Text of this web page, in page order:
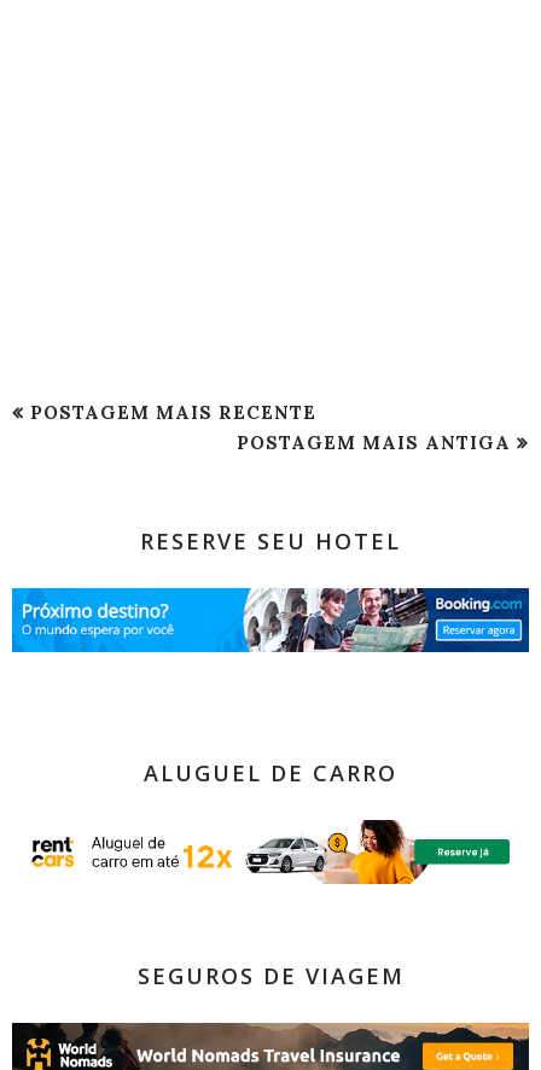
POSTAGEM MAIS RECENTE
POSTAGEM MAIS ANTIGA
RESERVE SEU HOTEL
ALUGUEL DE CARRO
SEGUROS DE VIAGEM